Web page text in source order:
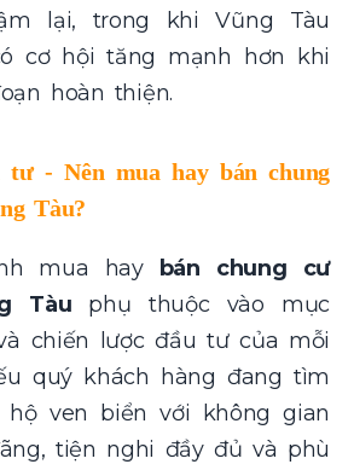
lại, trong khi Vũng Tàu
cơ hội tăng mạnh hơn khi
hoàn thiện.
tư - Nên mua hay bán chung
Tàu?
mua hay
bán chung cư
Tàu phụ thuộc vào mục
chiến lược đầu tư của mỗi
quý khách hàng đang tìm
ven biển với không gian
tiện nghi đầy đủ và phù